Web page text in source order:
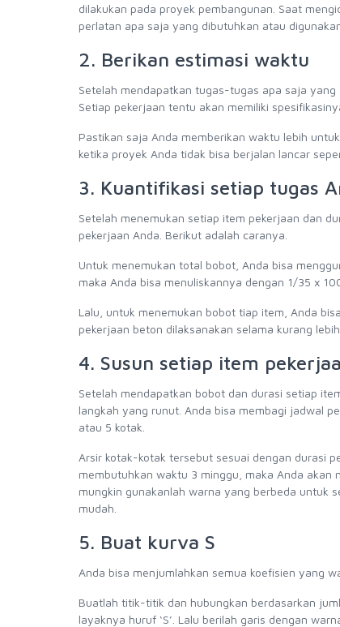
dilakukan pada proyek pembangunan. Saat
perlatan apa saja yang dibutuhkan atau
2. Berikan estimasi waktu
Setelah mendapatkan tugas-tugas apa saja
Setiap pekerjaan tentu akan memiliki
Pastikan saja Anda memberikan waktu lebih
ketika proyek Anda tidak bisa berjalan lancar
3. Kuantifikasi setiap tugas
Setelah menemukan setiap item pekerjaan dan
pekerjaan Anda. Berikut adalah caranya.
Untuk menemukan total bobot, Anda bisa
maka Anda bisa menuliskannya dengan 1/35 x
Lalu, untuk menemukan bobot tiap item, Anda
pekerjaan beton dilaksanakan selama kurang
4. Susun setiap item
Setelah mendapatkan bobot dan durasi setiap
langkah yang runut. Anda bisa membagi jadwal
atau 5 kotak.
Arsir kotak-kotak tersebut sesuai dengan durasi
membutuhkan waktu 3 minggu, maka Anda akan
mungkin gunakanlah warna yang berbeda untuk
mudah.
5. Buat kurva S
Anda bisa menjumlahkan semua koefisien yang
Buatlah titik-titik dan hubungkan berdasarkan
layaknya huruf ‘S’. Lalu berilah garis dengan